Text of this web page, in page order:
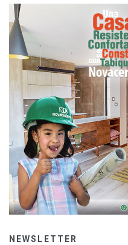
NEWSLETTER